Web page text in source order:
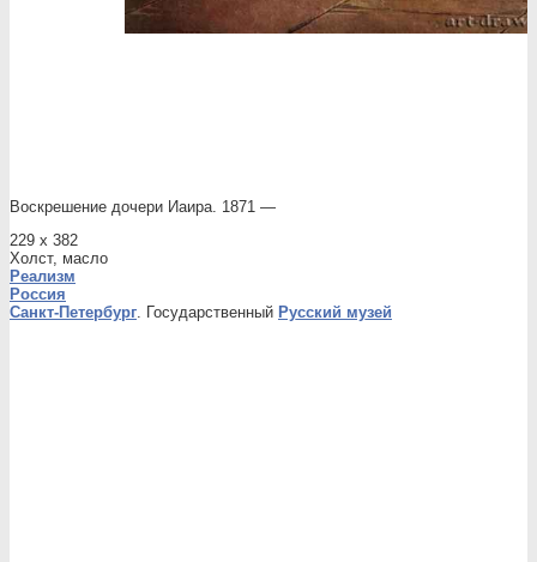
Воскрешение дочери Иаира. 1871 —
229 х 382
Холст, масло
Реализм
Россия
Санкт-Петербург. Государственный Русский музей